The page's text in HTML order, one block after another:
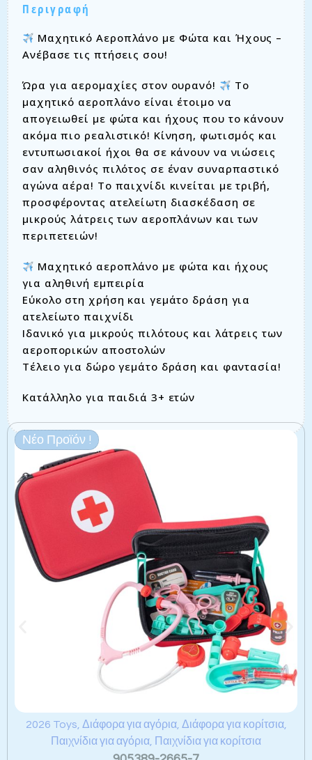
Περιγραφή
Μαχητικό Αεροπλάνο με Φώτα και Ήχους –
Ανέβασε τις πτήσεις σου!
Ώρα για αερομαχίες στον ουρανό!
Το
μαχητικό αεροπλάνο είναι έτοιμο να
απογειωθεί με φώτα και ήχους που το κάνουν
ακόμα πιο ρεαλιστικό! Κίνηση, φωτισμός και
εντυπωσιακοί ήχοι θα σε κάνουν να νιώσεις
σαν αληθινός πιλότος σε έναν συναρπαστικό
αγώνα αέρα! Το παιχνίδι κινείται με τριβή,
προσφέροντας ατελείωτη διασκέδαση σε
μικρούς λάτρεις των αεροπλάνων και των
περιπετειών!
Μαχητικό αεροπλάνο με φώτα και ήχους
για αληθινή εμπειρία
Εύκολο στη χρήση και γεμάτο δράση για
ατελείωτο παιχνίδι
Ιδανικό για μικρούς πιλότους και λάτρεις των
αεροπορικών αποστολών
Τέλειο για δώρο γεμάτο δράση και φαντασία!
Κατάλληλο για παιδιά 3+ ετών
Σχετικά προϊόντα
Νέο Προϊόν !
2026 Toys Διάφορα για αγόρια, Διάφορα για κορίτσια,
Παιχνίδια για αγόρια
Παιχνίδια για κορίτσια